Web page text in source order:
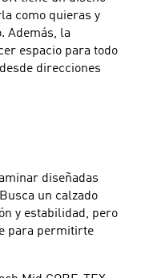
como quieras y
Además, la
espacio para todo
direcciones
diseñadas
un calzado
y estabilidad, pero
para permitirte